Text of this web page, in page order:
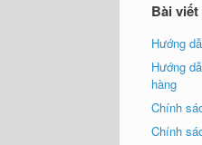
Bài
Hướng
Hướng
hàng
Chính
Chính